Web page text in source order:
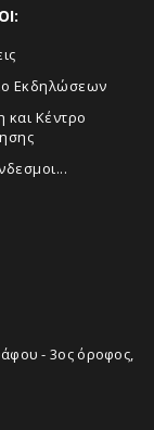
Εκδηλώσεων
και Κέντρο
- 3ος όροφος,